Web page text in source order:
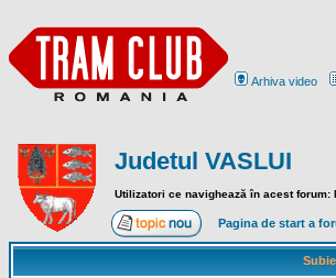
Arhiva video
Judetul VASLUI
Utilizatori ce navighează în acest forum:
Pagina de start a